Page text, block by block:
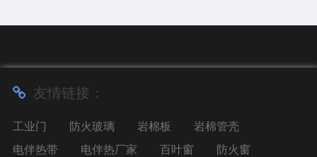
友情链接：
工业门 防火玻璃 岩棉板
岩棉管壳
电伴热带
电伴热厂家 百叶窗
防火窗